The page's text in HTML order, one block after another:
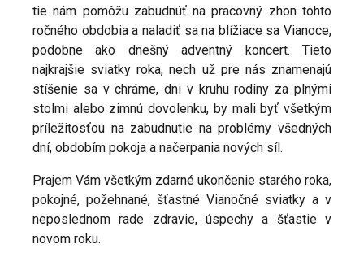
tie nám pomôžu zabudnúť na pracovný zhon tohto
ročného obdobia a naladiť sa na blížiace sa Vianoce,
podobne ako dnešný adventný koncert. Tieto
najkrajšie sviatky roka, nech už pre nás znamenajú
stíšenie sa v chráme, dni v kruhu rodiny za plnými
stolmi alebo zimnú dovolenku, by mali byť všetkým
príležitosťou na zabudnutie na problémy všedných
dní, obdobím pokoja a načerpania nových síl.
Prajem Vám všetkým zdarné ukončenie starého roka,
pokojné, požehnané, šťastné Vianočné sviatky a v
neposlednom rade zdravie, úspechy a šťastie v
novom roku.